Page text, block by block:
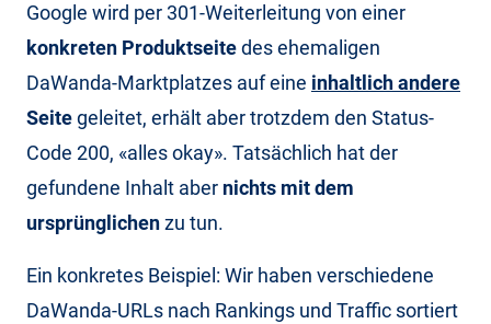
Google wird per 301-Weiterleitung von einer
konkreten Produktseitedes ehemaligen
DaWanda-Marktplatzes auf eine inhaltlich andere
Seitegeleitet, erhält aber trotzdem den Status-
Code 200, «alles okay». Tatsächlich hat der
gefundene Inhalt aber nichts mit dem
ursprünglichenzu tun.
Ein konkretes Beispiel: Wir haben verschiedene
DaWanda-URLs nach Rankings und Traffic sortiert